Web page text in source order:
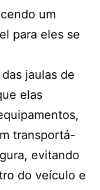
um
para eles se
jaulas de
elas
transportá-
evitando
do veículo e